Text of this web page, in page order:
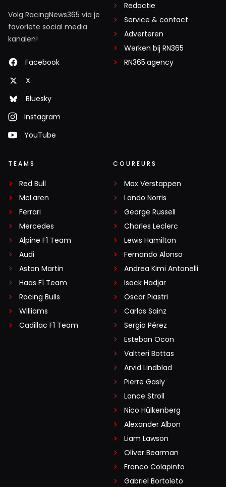
Volg RacingNews365 via je
favoriete social media
kanalen!
Facebook
X
Bluesky
Instagram
YouTube
Redactie
Service & contact
Adverteren
Werken bij RN365
RN365.agency
TEAMS
Red Bull
McLaren
Ferrari
Mercedes
Alpine F1 Team
Audi
Aston Martin
Haas F1 Team
Racing Bulls
Williams
Cadillac F1 Team
COUREURS
Max Verstappen
Lando Norris
George Russell
Charles Leclerc
Lewis Hamilton
Fernando Alonso
Andrea Kimi Antonelli
Isack Hadjar
Oscar Piastri
Carlos Sainz
Sergio Pérez
Esteban Ocon
Valtteri Bottas
Arvid Lindblad
Pierre Gasly
Lance Stroll
Nico Hülkenberg
Alexander Albon
Liam Lawson
Oliver Bearman
Franco Colapinto
Gabriel Bortoleto